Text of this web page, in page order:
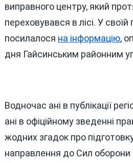
виправного центру, який
переховувався в лісі. У своїй
посилалося на інформацію,
дня Гайсинським районним
Водночас ані в публікації
ані в офіційному зведенні
жодних згадок про
направлення до Сил оборони